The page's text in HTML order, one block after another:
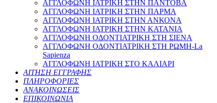
ΑΓΓΛΟΦΩΝΗ ΙΑΤΡΙΚΗ ΣΤΗΝ ΠΑΝΤΟΒΑ
ΑΓΓΛΟΦΩΝΗ ΙΑΤΡΙΚΗ ΣΤΗΝ ΠΑΡΜΑ
ΑΓΓΛΟΦΩΝΗ ΙΑΤΡΙΚΗ ΣΤΗΝ ΑΝΚΟΝΑ
ΑΓΓΛΟΦΩΝΗ ΙΑΤΡΙΚΗ ΣΤΗΝ ΚΑΤΑΝΙΑ
ΑΓΓΛΟΦΩΝΗ ΟΔΟΝΤΙΑΤΡΙΚΗ ΣΤΗ ΣΙΕΝΑ
ΑΓΓΛΟΦΩΝΗ ΟΔΟΝΤΙΑΤΡΙΚΗ ΣΤΗ ΡΩΜΗ-La
Sapienza
ΑΓΓΛΟΦΩΝΗ ΙΑΤΡΙΚΗ ΣΤΟ ΚΑΛΙΑΡΙ
ΑΙΤΗΣΗ ΕΓΓΡΑΦΗΣ
ΠΛΗΡΟΦΟΡΙΕΣ
ΑΝΑΚΟΙΝΩΣΕΙΣ
ΕΠΙΚΟΙΝΩΝΙΑ